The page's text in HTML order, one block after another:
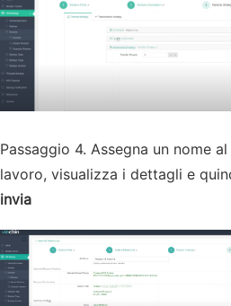
Passaggio 4. Assegna un nome al
lavoro, visualizza i dettagli e
invia